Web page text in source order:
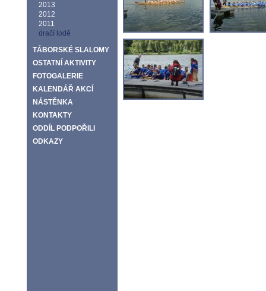
2013
2012
2011
dračí lodě
TÁBORSKÉ SLALOMY
OSTATNÍ AKTIVITY
FOTOGALERIE
KALENDÁŘ AKCÍ
NÁSTĚNKA
KONTAKTY
ODDÍL PODPOŘILI
ODKAZY